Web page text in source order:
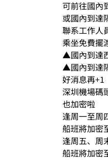
可前往國內
或國內到達
聯系工作人
乘坐免費擺
▲國內到達
▲國內到達
好消息再+1
深圳機場碼
也加密啦
逢周一至周
船班將加密
逢周五、周
船班將加密